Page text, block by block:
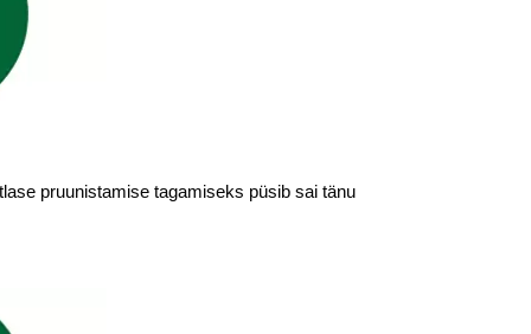
pruunistamise tagamiseks püsib sai tänu